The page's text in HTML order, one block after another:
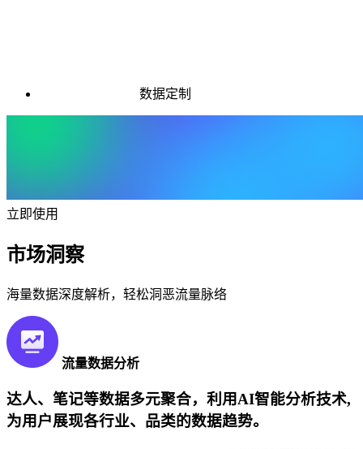
数据定制
立即使用
市场洞察
海量数据深度解析，轻松洞恶流量脉络
流量数据分析
达人、笔记等数据多元聚合，利用AI智能分析技术,
为用户展现各行业、品类的数据趋势。